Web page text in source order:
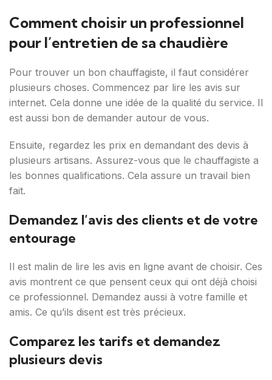
Comment choisir un professionnel
pour l’entretien de sa chaudière
Pour trouver un bon chauffagiste, il faut considérer
plusieurs choses. Commencez par lire les avis sur
internet. Cela donne une idée de la qualité du service. Il
est aussi bon de demander autour de vous.
Ensuite, regardez les prix en demandant des devis à
plusieurs artisans. Assurez-vous que le chauffagiste a
les bonnes qualifications. Cela assure un travail bien
fait.
Demandez l’avis des clients et de votre
entourage
Il est malin de lire les avis en ligne avant de choisir. Ces
avis montrent ce que pensent ceux qui ont déjà choisi
ce professionnel. Demandez aussi à votre famille et
amis. Ce qu’ils disent est très précieux.
Comparez les tarifs et demandez
plusieurs devis